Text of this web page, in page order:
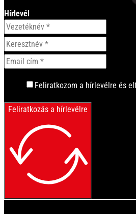
Hírlevél
Feliratkozom a hírlevélre és
Feliratkozás a hírlevélre